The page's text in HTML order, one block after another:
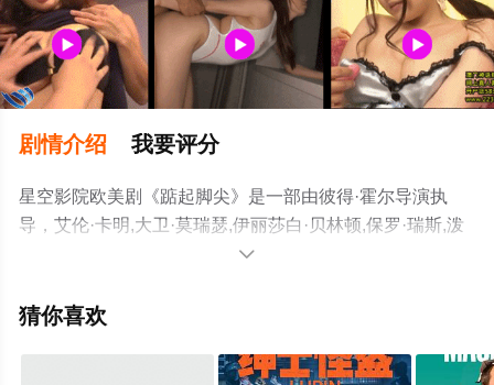
剧情介绍 我要评分
星空影院欧美剧《踮起脚尖》是一部由彼得·霍尔导演执
导，艾伦·卡明,大卫·莫瑞瑟,伊丽莎白·贝林顿,保罗·瑞斯,泼
奇·奎尼尔,卢扬达·乌纳提·刘易斯·尼亚沃,查理·孔杜,丹尼斯·
奇
剧情已揭晓（全5集），手机免费观看高清无删减完整版电

猜你喜欢